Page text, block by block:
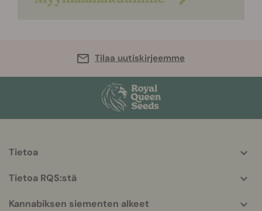
Tilaa uutiskirjeemme
info
Tietoa
Tietoa RQS:stä
Kannabiksen siementen alkeet